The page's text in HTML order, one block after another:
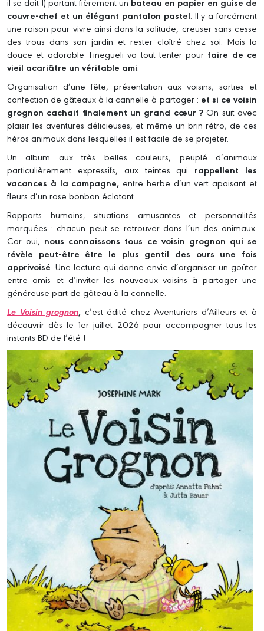
couvre-chef et un élégant pantalon pastel . Il y a forcément
une raison pour vivre ainsi dans la solitude, creuser sans cesse
des trous dans son jardin et rester cloîtré chez soi. Mais la
douce et adorable Tinegueli va tout tenter pour faire de ce
vieil acariâtre un véritable ami
Organisation d’une fête, présentation aux voisins, sorties et
confection de gâteaux à la cannelle à partager : et si ce voisin
grognon cachait finalement un grand cœur ? On suit avec
plaisir les aventures délicieuses, et même un brin rétro, de ces
héros animaux dans lesquelles il est facile de se projeter.
Un album aux très belles couleurs, peuplé d’animaux
particulièrement expressifs, aux teintes qui rappellent les
vacances à la campagne, entre herbe d’un vert apaisant et
fleurs d’un rose bonbon éclatant.
Rapports humains, situations amusantes et personnalités
marquées : chacun peut se retrouver dans l’un des animaux.
Car oui, nous connaissons tous ce voisin grognon qui se
révèle peut-être être le plus gentil des ours une fois
apprivoisé . Une lecture qui donne envie d’organiser un goûter
entre amis et d’inviter les nouveaux voisins à partager une
généreuse part de gâteau à la cannelle.
Le Voisin grognon, c’est édité chez Aventuriers d’Ailleurs et à
découvrir dès le 1er juillet 2026 pour accompagner tous les
instants BD de l’été !